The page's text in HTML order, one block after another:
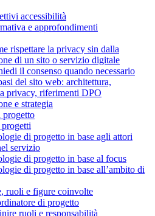
accessibilità
e approfondimenti
rispettare la privacy sin dalla
di un sito o servizio digitale
il consenso quando necessario
del sito web: architettura,
privacy, riferimenti DPO
e strategia
di progetto in base agli attori
servizio
di progetto in base al focus
di progetto in base all’ambito di
ruoli e figure coinvolte
di progetto
ruoli e responsabilità